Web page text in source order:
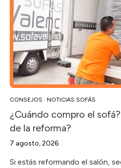
CONSEJOS · NOTICIAS SOFÁS
¿Cuándo compro el
de la reforma?
7 agosto, 2026
Si estás reformando el salón,